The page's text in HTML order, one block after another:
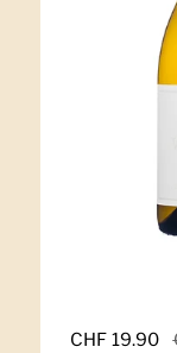
Regulärer
CHF 19.90